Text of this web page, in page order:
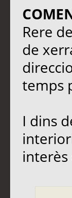
Rere
de
temps
I dins
interès